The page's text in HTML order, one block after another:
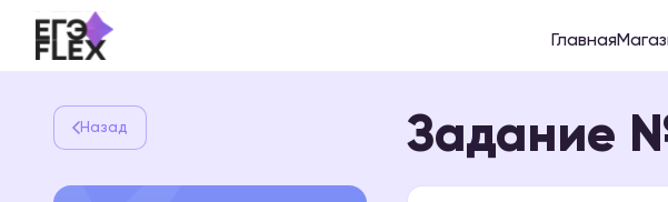
Главная
Назад Задание